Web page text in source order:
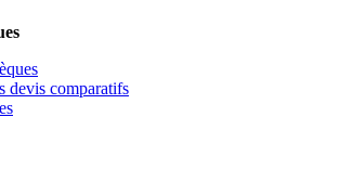
devis comparatifs